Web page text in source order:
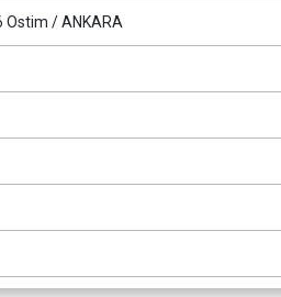
Ostim / ANKARA